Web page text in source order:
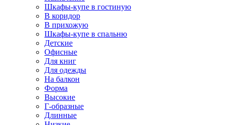
Шкафы-купе в гостиную
В коридор
В прихожую
Шкафы-купе в спальню
Детские
Офисные
Для книг
Для одежды
На балкон
Форма
Высокие
Г-образные
Длинные